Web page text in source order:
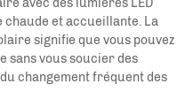
avec des lumières LED
et accueillante. La
signifie que vous pouvez
sans vous soucier des
changement fréquent des